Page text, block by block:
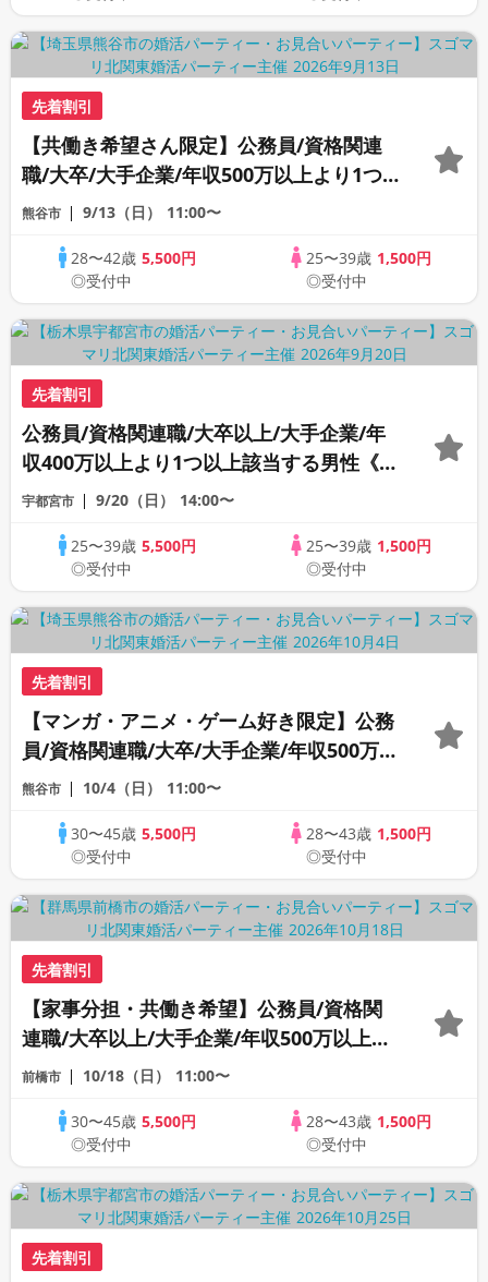
先着割引
【共働き希望さん限定】公務員/資格関連
職/大卒/大手企業/年収500万以上より1つ
以上該当する男性
熊谷市 9/13（日） 11:00〜
28〜42歳5,500円
◎受付中
25〜39歳 1,500円
◎受付中
先着割引
公務員/資格関連職/大卒以上/大手企業/年
収400万以上より1つ以上該当する男性《カ
ップリング特典付き》
宇都宮市 9/20（日） 14:00〜
25〜39歳5,500円
◎受付中
25〜39歳 1,500円
◎受付中
先着割引
【マンガ・アニメ・ゲーム好き限定】公務
員/資格関連職/大卒/大手企業/年収500万以
上より1つ以上該当する男性
熊谷市 10/4（日） 11:00〜
30〜45歳5,500円
◎受付中
28〜43歳 1,500円
◎受付中
先着割引
【家事分担・共働き希望】公務員/資格関
連職/大卒以上/大手企業/年収500万以上の
男性限定婚活パーティー
前橋市 10/18（日） 11:00〜
30〜45歳5,500円
◎受付中
28〜43歳 1,500円
◎受付中
先着割引